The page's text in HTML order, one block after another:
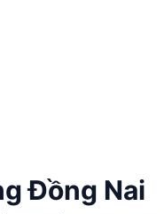
Đồng Nai